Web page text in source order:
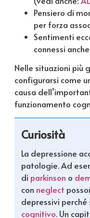
Pensiero di
per forza
Sentimenti
connessi
Nelle situazioni più
configurarsi come
causa
funzionamento
Curiosità
La depressione
patologie. Ad
di parkinson o
con neglect
depressivi
cognitivo. Un